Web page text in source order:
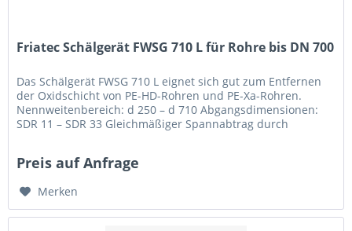
Friatec Schälgerät FWSG 710 L für Rohre bis DN 700
Das Schälgerät FWSG 710 L eignet sich gut zum Entfernen
der Oxidschicht von PE-HD-Rohren und PE-Xa-Rohren.
Nennweitenbereich: d 250 – d 710 Abgangsdimensionen:
SDR 11 – SDR 33 Gleichmäßiger Spannabtrag durch
Preis auf Anfrage
Merken